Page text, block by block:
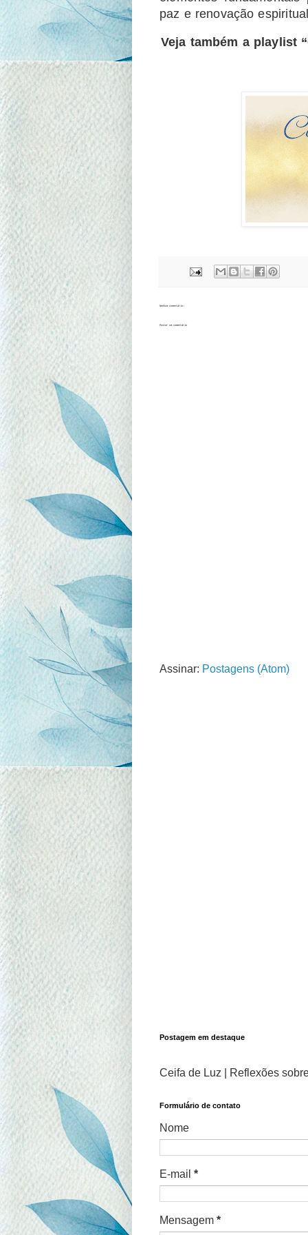
paz e renovação
Veja também a playlist
Nenhum comentário:
Postar um comentário
Assinar: Postagens (Atom)
Postagem em destaque
Ceifa de Luz | Reflexões
Formulário de contato
Nome
E-mail *
Mensagem *